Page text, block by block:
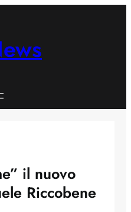
il nuovo
Riccobene